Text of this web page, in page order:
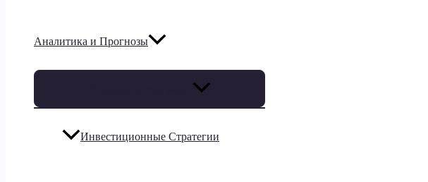
Аналитика и Прогнозы
Инвестиционные Стратегии